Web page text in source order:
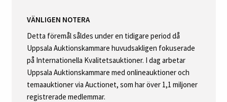
VÄNLIGEN NOTERA
Detta föremål såldes under en tidigare period då
Uppsala Auktionskammare huvudsakligen fokuserade
på Internationella Kvalitetsauktioner. I dag arbetar
Uppsala Auktionskammare med onlineauktioner och
temaauktioner via Auctionet, som har över 1,1 miljoner
registrerade medlemmar.